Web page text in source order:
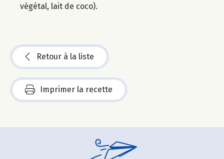
végétal, lait de coco).
Retour à la liste
Imprimer la recette